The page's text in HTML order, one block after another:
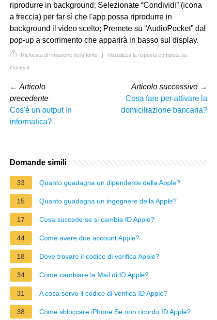
riprodurre in background; Selezionate “Condividi” (icona
a freccia) per far sì che l'app possa riprodurre in
background il video scelto; Premete su “AudioPocket” dal
pop-up a scorrimento che apparirà in basso sul display.
Richiesta di rimozione della fonte | Visualizza la risposta completa su
money.it
← Articolo
precedente
Cos'è un output in
informatica?
Articolo successivo →
Cosa fare per attivare la
domiciliazione bancaria?
Domande simili
33 Quanto guadagna un dipendente della Apple?
15 Quanto guadagna un ingegnere della Apple?
17 Cosa succede se si cambia ID Apple?
44 Come avere due account Apple?
18 Dove trovare il codice di verifica Apple?
34 Come cambiare la Mail di ID Apple?
31 A cosa serve il codice di verifica ID Apple?
38 Come sbloccare iPhone Se non ricordo ID Apple?